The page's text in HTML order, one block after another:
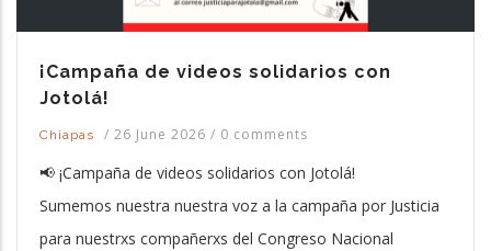
¡Campaña de videos solidarios con
Jotolá!
Chiapas / 26 June 2026 / 0 comments
📢 ¡Campaña de videos solidarios con Jotolá!
Sumemos nuestra nuestra voz a la campaña por Justicia
para nuestrxs compañerxs del Congreso Nacional